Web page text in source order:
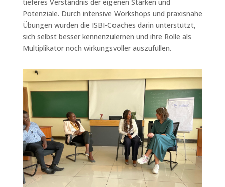
Potenziale. Durch intensive Workshops und praxisnahe
Übungen wurden die ISBI-Coaches darin unterstützt,
sich selbst besser kennenzulernen und ihre Rolle als
Multiplikator noch wirkungsvoller auszufüllen.